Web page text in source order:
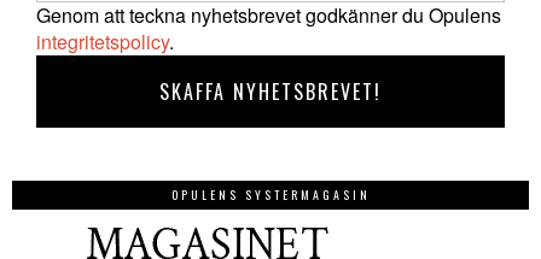
Genom att teckna nyhetsbrevet godkänner du Opulens
integritetspolicy.
OPULENS SYSTERMAGASIN